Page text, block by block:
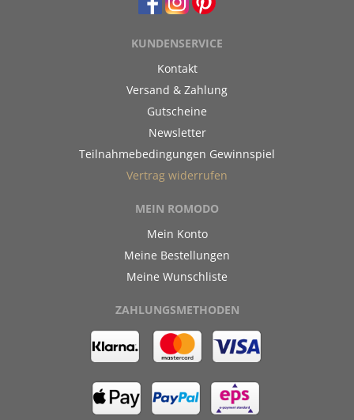
KUNDENSERVICE
Kontakt
Versand & Zahlung
Gutscheine
Newsletter
Teilnahmebedingungen Gewinnspiel
Vertrag widerrufen
MEIN ROMODO
Mein Konto
Meine Bestellungen
Meine Wunschliste
ZAHLUNGSMETHODEN